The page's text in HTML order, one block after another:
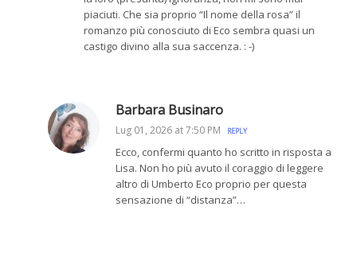
piaciuti. Che sia proprio “Il nome della rosa” il
romanzo più conosciuto di Eco sembra quasi un
castigo divino alla sua saccenza. : -)
Barbara Businaro
Lug 01, 2026 at 7:50 PM REPLY
Ecco, confermi quanto ho scritto in risposta a
Lisa. Non ho più avuto il coraggio di leggere
altro di Umberto Eco proprio per questa
sensazione di “distanza”…